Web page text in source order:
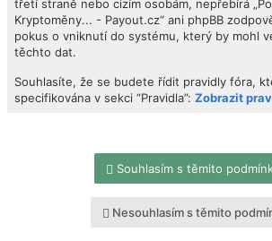
třetí straně nebo cizím osobám, nepřebírá
Kryptoměny... - Payout.cz“ ani phpBB
pokus o vniknutí do systému, který by mohl
těchto dat.
Souhlasíte, že se budete řídit pravidly fóra,
specifikována v sekci “Pravidla”: Zobrazit
Souhlasím s těmito
Nesouhlasím s těmito